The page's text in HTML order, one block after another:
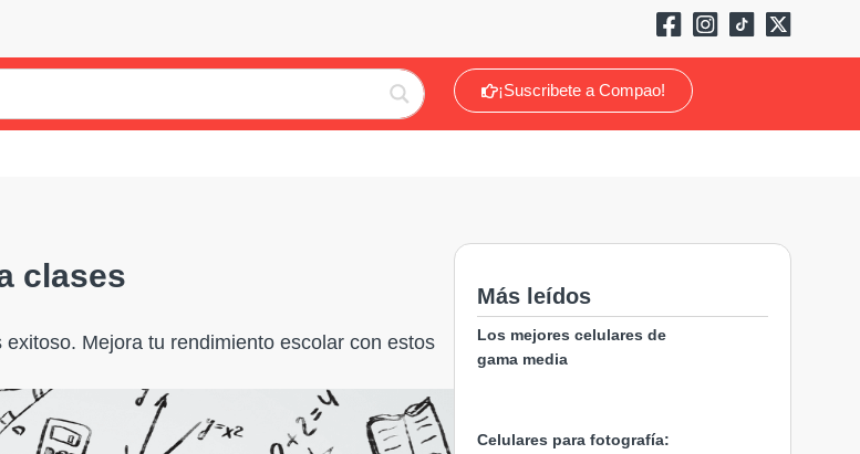
¡Suscribete a Compao!
clases
Mejora tu rendimiento escolar con estos
Más leídos
Los mejores celulares de
gama media
Celulares para fotografía: